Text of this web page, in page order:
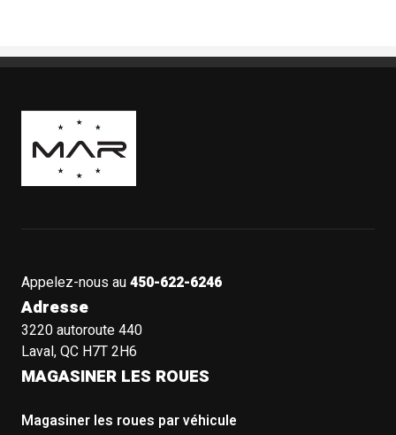
Boutique Mags à Rabais
Appelez-nous au450-622-6246
Adresse
3220 autoroute 440
Laval, QC H7T 2H6
MAGASINER LES ROUES
Magasiner les roues par véhicule